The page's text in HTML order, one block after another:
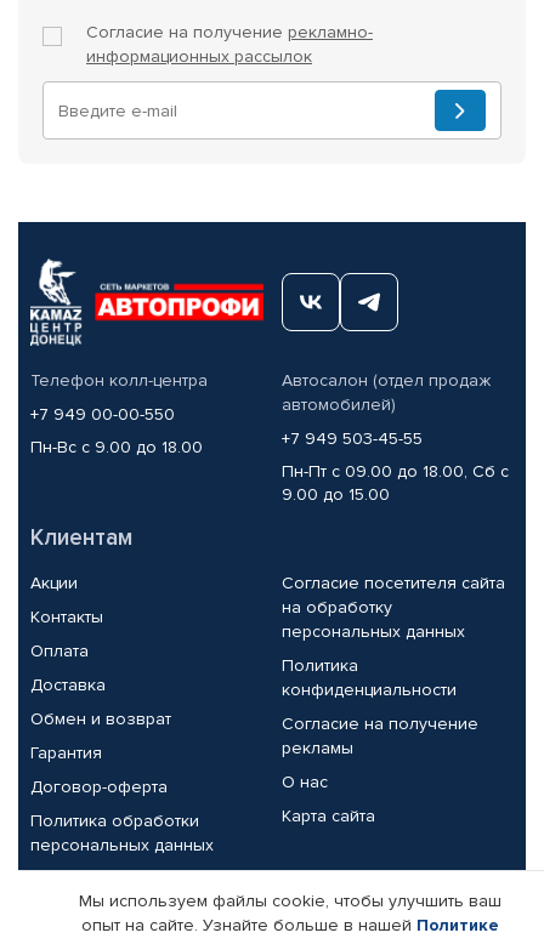
Согласие на получение рекламно-
информационных рассылок
Телефон колл-центра
+7 949 00-00-550
Пн-Вс с 9.00 до 18.00
Автосалон (отдел продаж
автомобилей)
+7 949 503-45-55
Пн-Пт с 09.00 до 18.00, Сб с
9.00 до 15.00
Клиентам
Акции
Контакты
Оплата
Доставка
Обмен и возврат
Гарантия
Договор-оферта
Политика обработки
персональных данных
Согласие посетителя сайта
на обработку
персональных данных
Политика
конфиденциальности
Согласие на получение
рекламы
О нас
Карта сайта
Партнерам
Мы используем файлы cookie, чтобы улучшить ваш
опыт на сайте. Узнайте больше в нашей Политике